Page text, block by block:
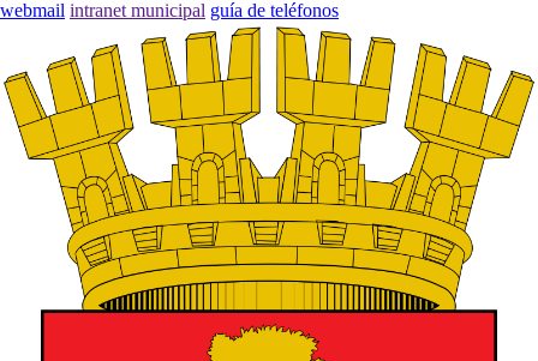
webmail intranet municipal guía de teléfonos